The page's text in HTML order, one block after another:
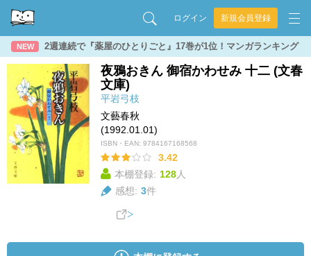
ログイン 新規会員登録
NEW 2週連続で『薬屋のひとりごと』17巻が1位！マンガランキング
夜鴉おきん 御宿かわせみ 十二 (文春
文庫)
平岩弓枝
文藝春秋
(1992.01.01)
ISBN・EAN: 9784167168568
3.42
本棚登録: 128人
感想: 3件